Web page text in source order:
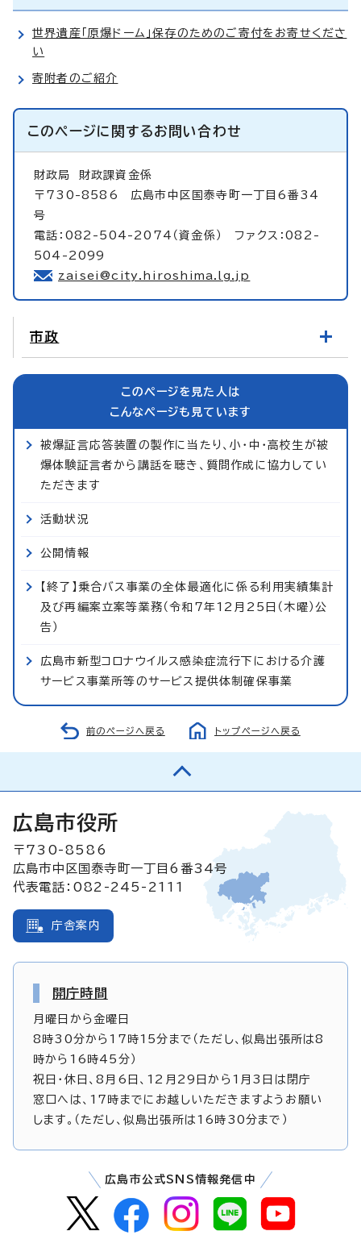
世界遺産「原爆ドーム」保存のためのご寄付をお寄せくださ
い
寄附者のご紹介
このページに関するお問い合わせ
財政局
財政課資金係
〒730-8586 広島市中区国泰寺町一丁目6番34
号
電話：082-504-2074（資金係） ファクス：082-
504-2099
zaisei@city.hiroshima.lg.jp
市政
このページを見た人は
こんなページも見ています
被爆証言応答装置の製作に当たり、小・中・高校生が被
爆体験証言者から講話を聴き、質問作成に協力してい
ただきます
活動状況
公開情報
【終了】乗合バス事業の全体最適化に係る利用実績集計
及び再編案立案等業務（令和7年12月25日（木曜）公
告）
広島市新型コロナウイルス感染症流行下における介護
サービス事業所等のサービス提供体制確保事業
前のページへ戻る トップページへ戻る
広島市役所
〒730-8586
広島市中区国泰寺町一丁目6番34号
代表電話：082-245-2111
庁舎案内
開庁時間
月曜日から金曜日
8時30分から17時15分まで（ただし、似島出張所は8
時から16時45分）
祝日・休日、8月6日、12月29日から1月3日は閉庁
窓口へは、17時までにお越しいただきますようお願い
します。（ただし、似島出張所は16時30分まで）
広島市公式SNS情報発信中